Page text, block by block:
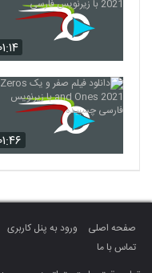
صفحه اصلی ورود به پنل کاربری
تماس با ما